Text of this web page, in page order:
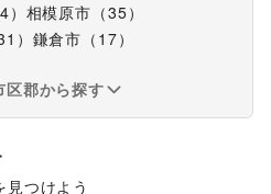
相模原市（35）
） 鎌倉市（17）
区郡から探す
つけよう